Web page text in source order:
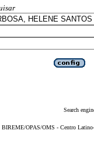
Search
BIREME/OPAS/OMS - Centro Latino-